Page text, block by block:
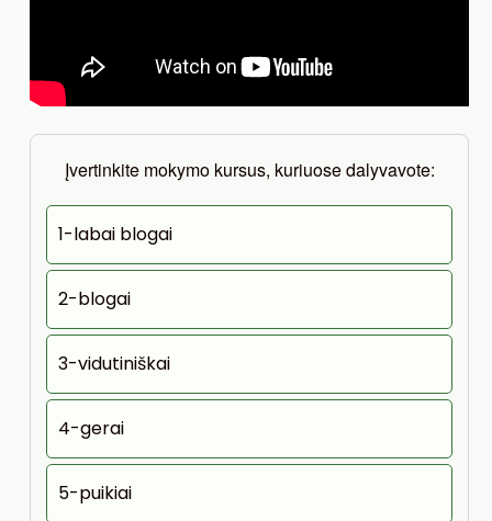
Įvertinkite mokymo kursus, kuriuose dalyvavote:
1-labai blogai
2-blogai
3-vidutiniškai
4-gerai
5-puikiai